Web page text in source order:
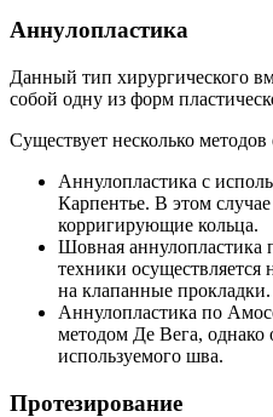
Аннулопластика
Данный тип хирургического
собой одну из форм
Существует несколько
Аннулопластика с
Карпентье. В этом
корригирующие кольца.
Шовная аннулопластика
техники
на клапанные прокладки.
Аннулопластика по
методом Де Вега, однако
используемого шва.
Протезирование